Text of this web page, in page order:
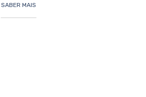
SABER MAIS